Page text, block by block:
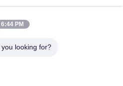
6:44 PM
looking for?